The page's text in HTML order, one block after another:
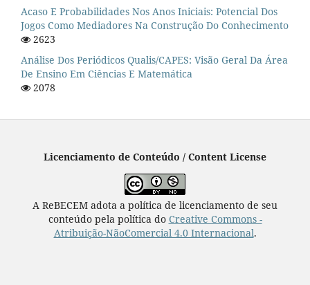
Acaso E Probabilidades Nos Anos Iniciais: Potencial Dos
Jogos Como Mediadores Na Construção Do Conhecimento
2623
Análise Dos Periódicos Qualis/CAPES: Visão Geral Da Área
De Ensino Em Ciências E Matemática
2078
Licenciamento de Conteúdo / Content License
A ReBECEM adota a política de licenciamento de seu
conteúdo pela política do Creative Commons -
Atribuição-NãoComercial 4.0 Internacional.